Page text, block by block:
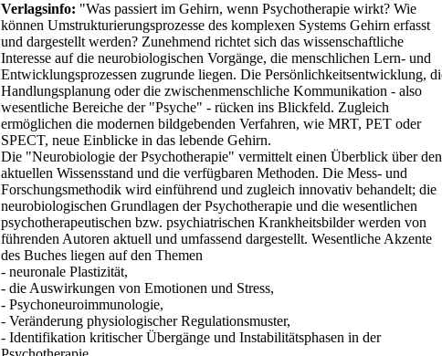
Verlagsinfo: "Was passiert im Gehirn, wenn Psychotherapie wirkt? Wie
können Umstrukturierungsprozesse des komplexen Systems Gehirn erfasst
und dargestellt werden? Zunehmend richtet sich das wissenschaftliche
Interesse auf die neurobiologischen Vorgänge, die menschlichen Lern- und
Entwicklungsprozessen zugrunde liegen. Die Persönlichkeitsentwicklung,
Handlungsplanung oder die zwischenmenschliche Kommunikation - also
wesentliche Bereiche der "Psyche" - rücken ins Blickfeld. Zugleich
ermöglichen die modernen bildgebenden Verfahren, wie MRT, PET oder
SPECT, neue Einblicke in das lebende Gehirn.
Die "Neurobiologie der Psychotherapie" vermittelt einen Überblick über den
aktuellen Wissensstand und die verfügbaren Methoden. Die Mess- und
Forschungsmethodik wird einführend und zugleich innovativ behandelt; die
neurobiologischen Grundlagen der Psychotherapie und die wesentlichen
psychotherapeutischen bzw. psychiatrischen Krankheitsbilder werden von
führenden Autoren aktuell und umfassend dargestellt. Wesentliche Akzente
des Buches liegen auf den Themen
- neuronale Plastizität,
- die Auswirkungen von Emotionen und Stress,
- Psychoneuroimmunologie,
- Veränderung physiologischer Regulationsmuster,
- Identifikation kritischer Übergänge und Instabilitätsphasen in der